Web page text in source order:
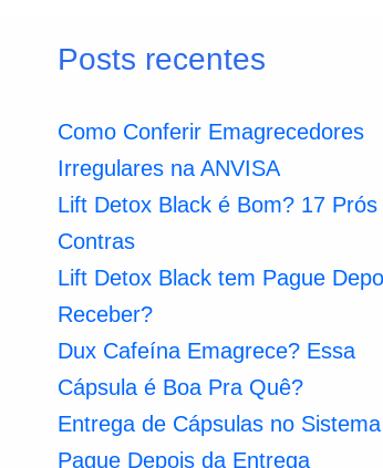
Posts recentes
Como Conferir Emagrecedores
Irregulares na ANVISA
Lift Detox Black é Bom? 17 Prós
Contras
Lift Detox Black tem Pague
Receber?
Dux Cafeína Emagrece? Essa
Cápsula é Boa Pra Quê?
Entrega de Cápsulas no Sistema
Pague Depois da Entrega